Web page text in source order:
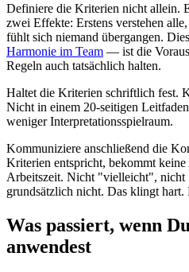
Definiere die Kriterien nicht allein.
zwei Effekte: Erstens verstehen
fühlt sich niemand übergangen.
Harmonie im Team — ist die
Regeln auch tatsächlich halten.
Haltet die Kriterien schriftlich fest.
Nicht in einem 20-seitigen
weniger Interpretationsspielraum.
Kommuniziere anschließend die
Kriterien entspricht, bekommt
Arbeitszeit. Nicht "vielleicht",
grundsätzlich nicht. Das klingt hart.
Was passiert, wenn
anwendest